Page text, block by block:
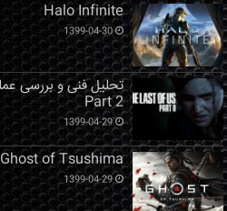
Halo Infinite
1399-04-30
Part 2
1399-04-29
Ghost of Tsushima
1399-04-29